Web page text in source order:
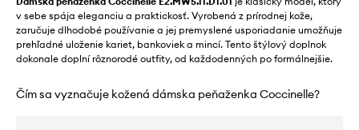
v sebe spája eleganciu a praktickosť. Vyrobená z prírodnej kože,
zaručuje dlhodobé používanie a jej premyslené usporiadanie umožňuje
prehľadné uloženie kariet, bankoviek a mincí. Tento štýlový doplnok
dokonale doplní rôznorodé outfity, od každodenných po formálnejšie.
Čím sa vyznačuje kožená dámska peňaženka Coccinelle?